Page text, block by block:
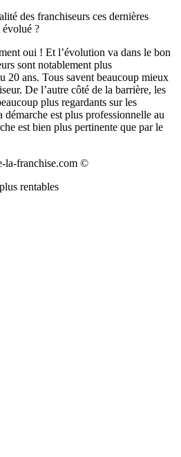
des franchiseurs ces dernières
évolué ?
oui ! Et l’évolution va dans le bon
sont notablement plus
20 ans. Tous savent beaucoup mieux
De l’autre côté de la barrière, les
plus regardants sur les
est plus professionnelle au
est bien plus pertinente que par le
la-franchise.com ©
rentables